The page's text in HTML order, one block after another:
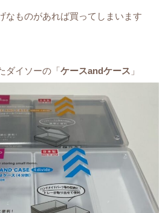
なものがあれば買ってしまいます
ダイソーの「ケースandケース 」